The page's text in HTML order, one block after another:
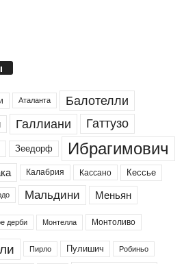
Аталанта Балотелли
Галлиани
Гаттузо
Зеедорф Ибрагимович
Калабрия Кассано Кессье
Мальдини Меньян
дерби Монтелла Монтоливо
Пирло Пулишич Робиньо